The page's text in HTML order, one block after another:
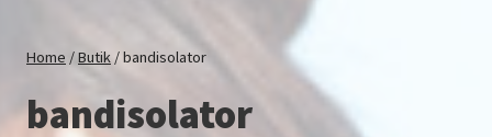
Home /Butik /bandisolator
bandisolator